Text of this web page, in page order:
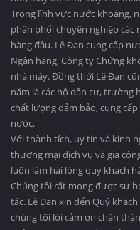
Trong lĩnh vực nước khoáng,
phân phối chuyên nghiệp
hàng đầu. Lê Đan cung cấp
Ngân hàng, Công ty Chứng
nhà máy. Đồng thời Lê Đan
năm là các hộ dân cư, trường
chất lượng đảm bảo, cung
nước.
Với thành tích, uy tín và kinh
thương mại dịch vụ và gia
luôn làm hài lòng quý khách
Chúng tôi rất mong được sự
tác. Lê Đan xin đến Quý
chúng tôi lời cảm ơn chân